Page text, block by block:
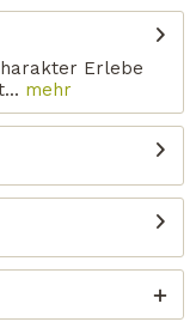
Erlebe
mehr